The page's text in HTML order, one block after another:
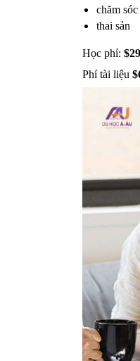
chăm
thai sản
Học phí:
Phí tài liệu